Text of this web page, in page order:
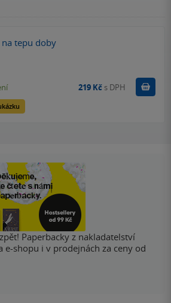
tepu doby
219 Kč s DPH Koupit
Paperbacky z nakladatelství
e-shopu i v prodejnách za ceny od